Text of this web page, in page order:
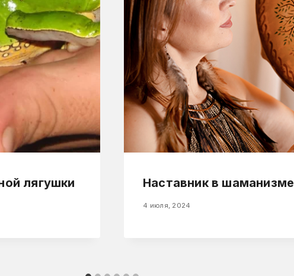
лягушки Наставник в шаманизме
4 июля, 2024